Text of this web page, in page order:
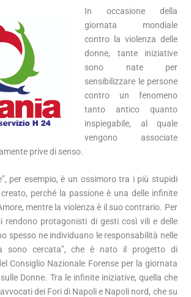
In occasione della
giornata mondiale
contro la violenza delle
donne, tante iniziative
sono nate per
sensibilizzare le persone
contro un fenomeno
tanto antico quanto
inspiegabile, al quale
vengono associate
prive di senso.
per esempio, è un ossimoro tra i più stupidi
perché la passione è una delle infinite
mentre la violenza è il suo contrario. Per
rendono protagonisti di gesti così vili e delle
spesso ne individuano le responsabilità nelle
sono cercata”, che è nato il progetto di
Consiglio Nazionale Forense per la giornata
Donne. Tra le infinite iniziative, quella che
dei Fori di Napoli e Napoli nord, che su